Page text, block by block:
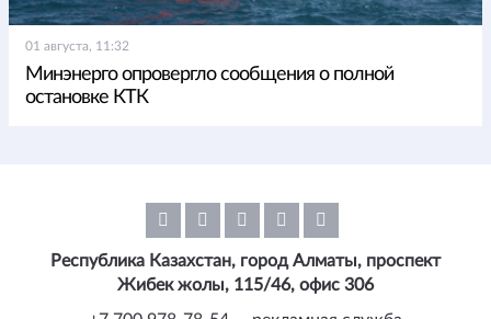
01 августа, 11:32
Минэнерго опровергло сообщения о полной
остановке КТК
Республика Казахстан, город Алматы, проспект
Жибек жолы, 115/46, офис 306